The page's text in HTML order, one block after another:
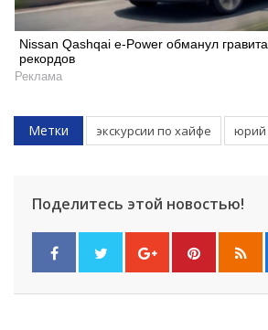
Nissan Qashqai e-Power обманул
рекордов
Реклама
Метки экскурсии по хайфе юрий
Поделитесь этой новостью!